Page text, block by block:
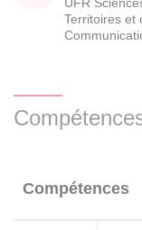
Territoires et
Compétences